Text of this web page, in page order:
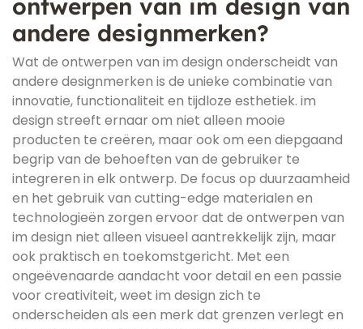
ontwerpen van im design van
andere designmerken?
Wat de ontwerpen van im design onderscheidt van
andere designmerken is de unieke combinatie van
innovatie, functionaliteit en tijdloze esthetiek. im
design streeft ernaar om niet alleen mooie
producten te creëren, maar ook om een diepgaand
begrip van de behoeften van de gebruiker te
integreren in elk ontwerp. De focus op duurzaamheid
en het gebruik van cutting-edge materialen en
technologieën zorgen ervoor dat de ontwerpen van
im design niet alleen visueel aantrekkelijk zijn, maar
ook praktisch en toekomstgericht. Met een
ongeëvenaarde aandacht voor detail en een passie
voor creativiteit, weet im design zich te
onderscheiden als een merk dat grenzen verlegt en